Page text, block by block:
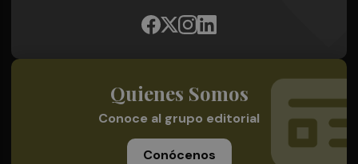
Quienes Somos
Conoce al grupo editorial
Conócenos